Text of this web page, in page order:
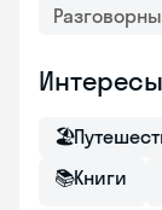
Интересы
🏖
📚Книги